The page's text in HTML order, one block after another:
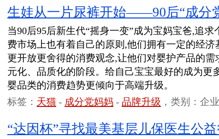
生娃从一片尿裤开始——90后“成分
当90后95后新生代“摇身一变”成为宝妈宝爸,追
费市场上也有着自己的原则,他们拥有一定的经
更开放更舍得的消费观念,让他们对婴护产品的
元化、品质化的阶段。给自己宝宝最好的成为更
婴品类的消费趋势更倾向于高端升级。
标签： 天猫 - 成分党妈妈 - 品牌升级 ，类别：企
“达因杯”寻找最美基层儿保医生公